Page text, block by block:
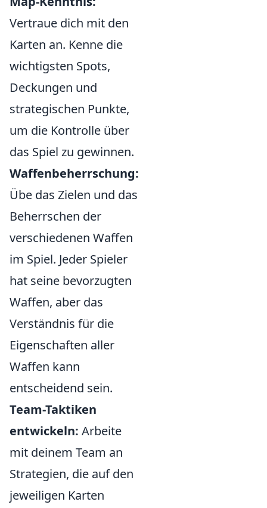
Vertraue dich mit den
Karten an. Kenne die
wichtigsten Spots,
Deckungen und
strategischen Punkte,
um die Kontrolle über
das Spiel zu gewinnen.
Waffenbeherrschung:
Übe das Zielen und das
Beherrschen der
verschiedenen Waffen
im Spiel. Jeder Spieler
hat seine bevorzugten
Waffen, aber das
Verständnis für die
Eigenschaften aller
Waffen kann
entscheidend sein.
Team-Taktiken
entwickeln: Arbeite
mit deinem Team an
Strategien, die auf den
jeweiligen Karten